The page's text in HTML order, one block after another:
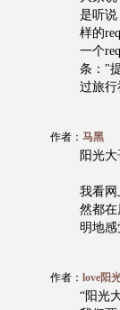
是听
样的
一个
条："
过旅行
作者： 马黑
阳光大
我看
然都
明地感
作者： love阳
“阳光